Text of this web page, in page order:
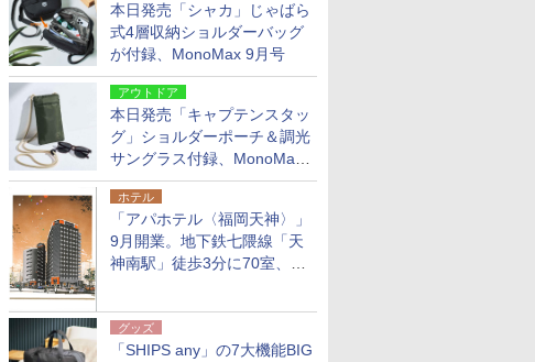
本日発売「シャカ」じゃばら
式4層収納ショルダーバッグ
が付録、MonoMax 9月号
アウトドア
本日発売「キャプテンスタッ
グ」ショルダーポーチ＆調光
サングラス付録、MonoMax
9月号増刊
ホテル
「アパホテル〈福岡天神〉」
9月開業。地下鉄七隈線「天
神南駅」徒歩3分に70室、エ
グッズ
「SHIPS any」の7大機能BIG